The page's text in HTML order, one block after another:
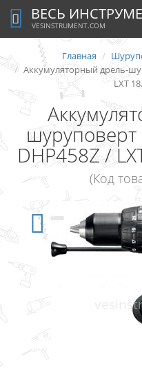
ВЕСЬ
VESINSTRUMENT.COM
Главная
Аккумуляторный дрель-
LXT
шуруповерт
DHP458Z /
(Код